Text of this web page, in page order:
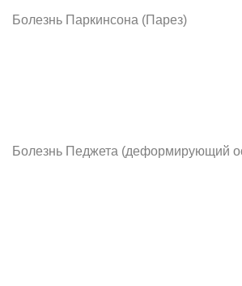
Болезнь Паркинсона (Парез)
Болезнь Педжета (деформирующий